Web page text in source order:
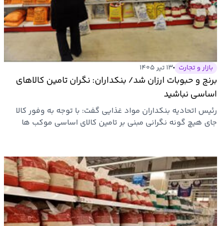
و
بیمه
جهان
بازار
و
تجارت
راه
و
مسکن
اقتصاد
بازار و تجارت ۱۳ تیر ۱۴۰۵
برنج و حبوبات ارزان شد/ بنکداران: نگران تامین کالاهای
اساسی نباشید
رئیس اتحادیه بنکداران مواد غذایی گفت: با توجه به وفور کالا
جای هیچ گونه نگرانی مبنی بر تامین کالای اساسی موکب ها